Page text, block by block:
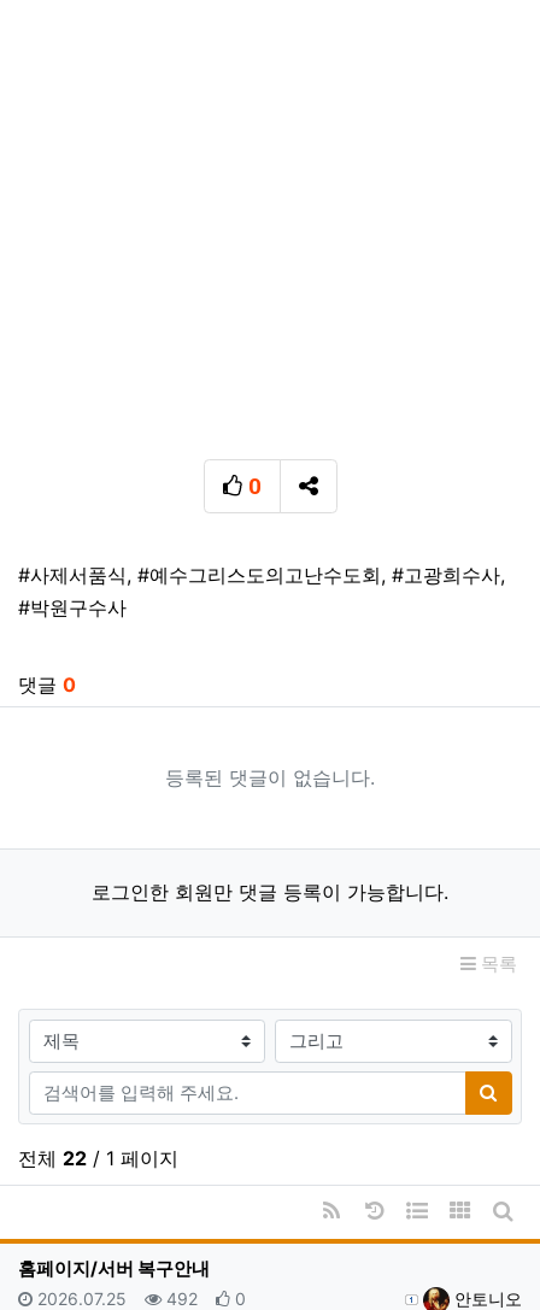
0
추천
SNS 공유
태그
#사제서품식, #예수그리스도의고난수도회, #고광희수사,
#박원구수사
댓글 0
등록된 댓글이 없습니다.
로그인한 회원만 댓글 등록이 가능합니다.
목록
검색대상
검색어
검색
전체 22 / 1 페이지
RSS
날짜순 정렬
웹진 스타일
갤러리게
홈페이지/서버 복구안내
등록자 안토니오
등록일
2026.07.25 조회
492 추천
0